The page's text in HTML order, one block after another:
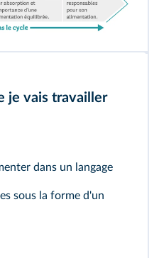
je vais travailler
dans un langage
sous la forme d'un